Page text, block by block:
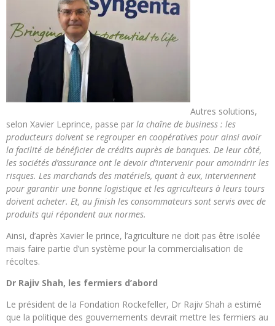
Autres solutions,
selon Xavier Leprince, passe par la chaîne de business : les
producteurs doivent se regrouper en coopératives pour ainsi avoir
la facilité de bénéficier de crédits auprès de banques. De leur côté,
les sociétés d’assurance ont le devoir d’intervenir pour amoindrir les
risques. Les marchands des matériels, quant à eux, interviennent
pour garantir une bonne logistique et les agriculteurs à leurs tours
doivent acheter. Et, au finish les consommateurs sont servis avec de
produits qui répondent aux normes.
Ainsi, d’après Xavier le prince, l’agriculture ne doit pas être isolée
mais faire partie d’un système pour la commercialisation de
récoltes.
Dr Rajiv Shah, les fermiers d’abord
Le président de la Fondation Rockefeller, Dr Rajiv Shah a estimé
que la politique des gouvernements devrait mettre les fermiers au